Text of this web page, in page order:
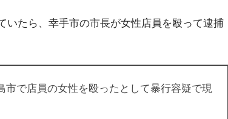
いたら、幸手市の市長が女性店員を殴って逮捕
市で店員の女性を殴ったとして暴行容疑で現